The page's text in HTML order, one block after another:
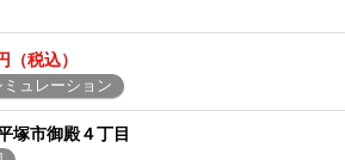
（税込）
ミュレーション
塚市御殿４丁目